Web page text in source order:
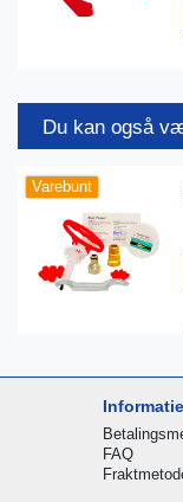
Du kan også
Varebunt
Informatie
FAQ